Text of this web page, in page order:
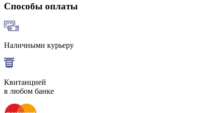
Способы оплаты
Наличными курьеру
Квитанцией
в любом банке